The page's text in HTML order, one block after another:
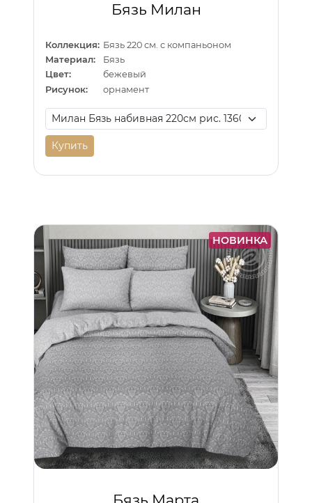
Бязь Милан
Коллекция: Бязь 220 см. с компаньоном
Материал:
Бязь
Цвет:
бежевый
Рисунок:
орнамент
Купить
НОВИНКА